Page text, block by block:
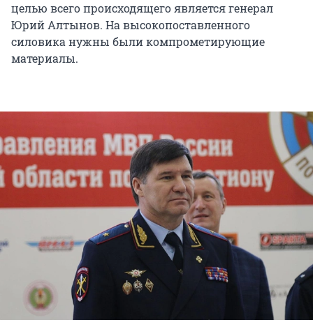
целью всего происходящего является генерал
Юрий Алтынов. На высокопоставленного
силовика нужны были компрометирующие
материалы.